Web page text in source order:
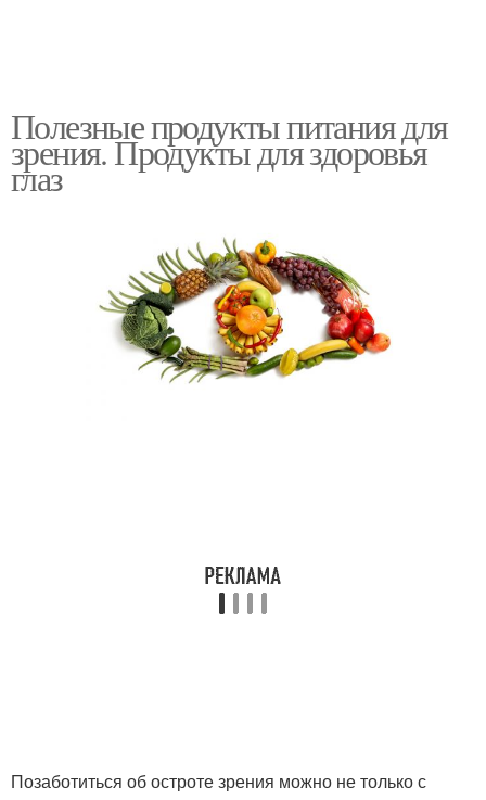
Полезные продукты питания для
зрения. Продукты для здоровья
глаз
Позаботиться об остроте зрения можно не только с